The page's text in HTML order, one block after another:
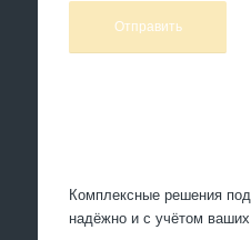
Комплексные решения
надёжно и с учётом